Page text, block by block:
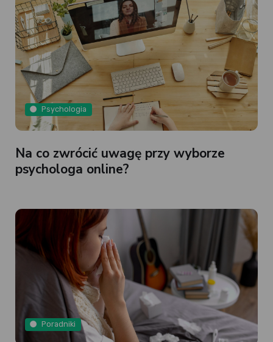
Psychologia
Na co zwrócić uwagę przy wyborze
psychologa online?
Poradniki